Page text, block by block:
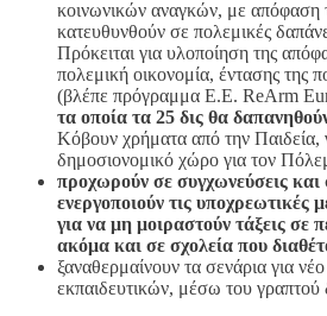
κοινωνικών αναγκών, με απόφαση
κατευθυνθούν σε πολεμικές
Πρόκειται για υλοποίηση της
πολεμική οικονομία, έντασης της
(βλέπε πρόγραμμα Ε.Ε. ReArm
τα οποία τα 25 δις θα
Κόβουν χρήματα από την Παιδεία,
δημοσιονομικό χώρο για τον
προχωρούν σε συγχωνεύσεις
ενεργοποιούν τις υποχρεωτικές
για να μη μοιραστούν τάξεις σε
ακόμα και σε σχολεία που
ξαναθερμαίνουν τα σενάρια για
εκπαιδευτικών, μέσω του